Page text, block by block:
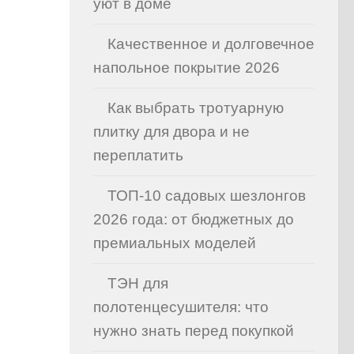
уют в доме
Качественное и долговечное
напольное покрытие 2026
Как выбрать тротуарную
плитку для двора и не
переплатить
ТОП-10 садовых шезлонгов
2026 года: от бюджетных до
премиальных моделей
ТЭН для
полотенцесушителя: что
нужно знать перед покупкой